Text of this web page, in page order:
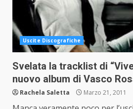
Uscite Discografiche
Svelata la tracklist di
nuovo album di Vasco
Rachela Saletta Marzo 21, 2011